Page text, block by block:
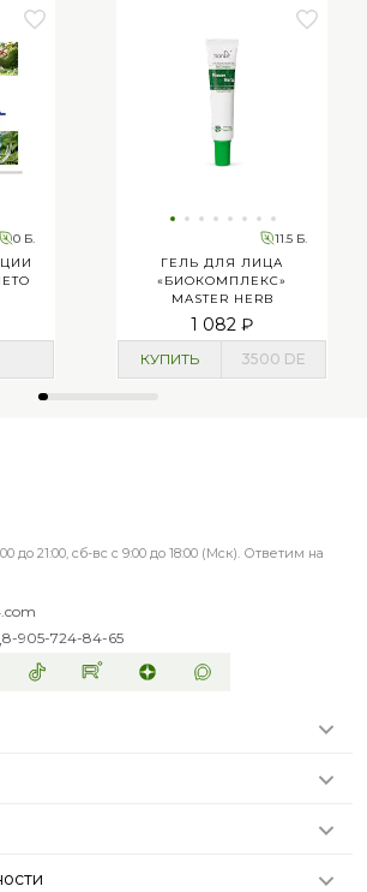
0 Б.
11.5 Б.
ГЕЛЬ ДЛЯ ЛИЦА
«БИОКОМПЛЕКС»
MASTER HERB
1 082 ₽
КУПИТЬ 3500 DE
до 21:00, сб-вс с 9:00 до 18:00 (Мск). Ответим на
,8-905-724-84-65